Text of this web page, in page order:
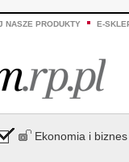
NASZE PRODUKTY E-
Ekonomia i biznes